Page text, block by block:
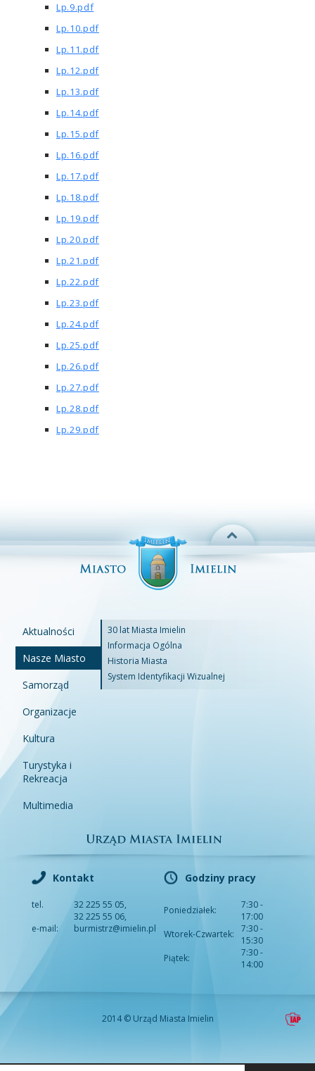
Lp.9.pdf
Lp.10.pdf
Lp.11.pdf
Lp.12.pdf
Lp.13.pdf
Lp.14.pdf
Lp.15.pdf
Lp.16.pdf
Lp.17.pdf
Lp.18.pdf
Lp.19.pdf
Lp.20.pdf
Lp.21.pdf
Lp.22.pdf
Lp.23.pdf
Lp.24.pdf
Lp.25.pdf
Lp.26.pdf
Lp.27.pdf
Lp.28.pdf
Lp.29.pdf
Aktualności
Nasze Miasto
Samorząd
Organizacje
Kultura
Turystyka i
Rekreacja
Multimedia
30 lat Miasta Imielin
Informacja Ogólna
Historia Miasta
System Identyfikacji Wizualnej
Kontakt
tel.
32 225 55 05,
32 225 55 06,
e-mail:
burmistrz@imielin.pl
Godziny pracy
Poniedziałek:
7:30 -
17:00
Wtorek-Czwartek:
7:30 -
15:30
Piątek:
7:30 -
14:00
2014 © Urząd Miasta Imielin